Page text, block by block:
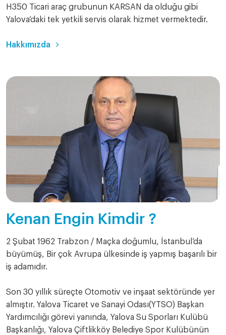
H350 Ticari araç grubunun KARSAN da olduğu gibi
Yalova’daki tek yetkili servis olarak hizmet vermektedir.
Hakkımızda
Kenan Engin Kimdir ?
2 Şubat 1962 Trabzon / Maçka doğumlu, İstanbul’da
büyümüş, Bir çok Avrupa ülkesinde iş yapmış başarılı bir
iş adamıdır.
Son 30 yıllık süreçte Otomotiv ve inşaat sektöründe yer
almıştır. Yalova Ticaret ve Sanayi Odası(YTSO) Başkan
Yardımcılığı görevi yanında, Yalova Su Sporları Kulübü
Başkanlığı, Yalova Çiftlikköy Belediye Spor Kulübünün